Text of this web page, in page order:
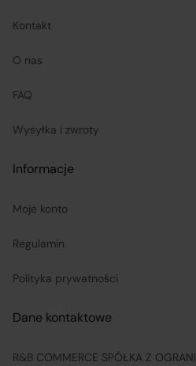
Kontakt
O nas
FAQ
Wysyłka i zwroty
Informacje
Moje konto
Regulamin
Polityka prywatności
Dane kontaktowe
R&B COMMERCE SPÓŁKA Z
koordynuje proces
zwrotu ceny i kosztów
Sprzedawcy (Zewnętrzni
są odpowiedzialni za
sprzedaży, w tym za
Platformie;
zgodnie z jej treścią;